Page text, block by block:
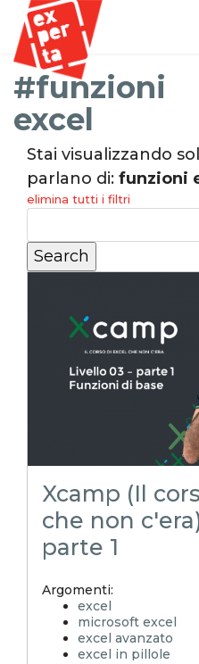
#funzioni
excel
Stai visualizzando
parlano di: funzioni
elimina tutti i filtri
Xcamp (Il
che non
parte 1
Argomenti:
excel
microsoft excel
excel avanzato
excel in pillole